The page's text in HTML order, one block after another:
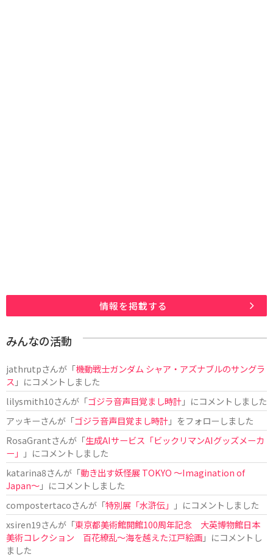
情報を掲載する
みんなの活動
jathrutpさんが「機動戦士ガンダム シャア・アズナブルのサングラ
ス 」にコメントしました
lilysmith10さんが「ゴジラ音声目覚まし時計」にコメントしました
アッキーさんが「ゴジラ音声目覚まし時計」をフォローしました
RosaGrantさんが「生成AIサービス「ビックリマンAIグッズメーカ
ー」
」にコメントしました
katarina8さんが「動き出す妖怪展 TOKYO 〜Imagination of
Japan〜」にコメントしました
compostertacoさんが「特別展「水滸伝」
」にコメントしました
xsiren19さんが「東京都美術館開館100周年記念 大英博物館日本
美術コレクション 百花繚乱～海を越えた江戸絵画」にコメントし
ました